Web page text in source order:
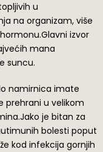
u
na organizam, više
izvor
mana
suncu.
namirnica imate
prehrani u velikom
je bitan za
bolesti poput
kod infekcija gornjih